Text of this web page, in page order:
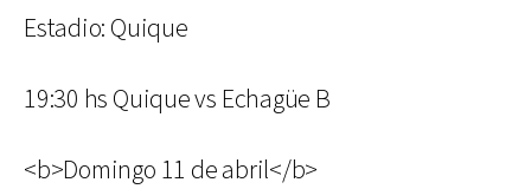
Estadio: Quique
19:30 hs Quique vs Echagüe B
<b>Domingo 11 de abril</b>